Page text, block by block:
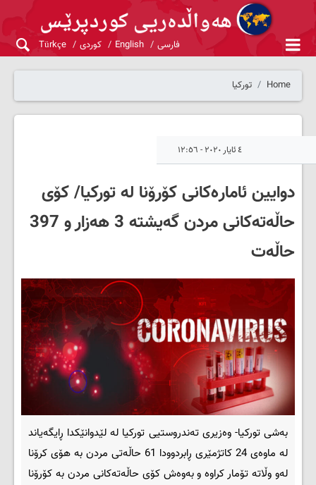
فارسی English کوردی Türkçe
Home تورکیا
٤ ئایار ٢٠٢٠ - ١٢:٥٦
دوایین ئامارەکانی کۆرۆنا لە تورکیا/ کۆی
حاڵەتەکانی مردن گەیشتە 3 هەزار و 397
حاڵەت
بەشی تورکیا- وەزیری تەندروستیی تورکیا لە لێدوانێکدا ڕایگەیاند
لە ماوەی 24 کاتژمێری ڕابردوودا 61 حاڵەتی مردن بە هۆی کرۆنا
لەو وڵاتە تۆمار کراوە و بەوەش کۆی حاڵەتەکانی مردن بە کۆرۆنا